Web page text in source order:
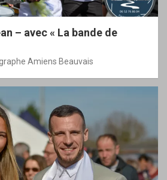
– avec « La bande de
Amiens Beauvais